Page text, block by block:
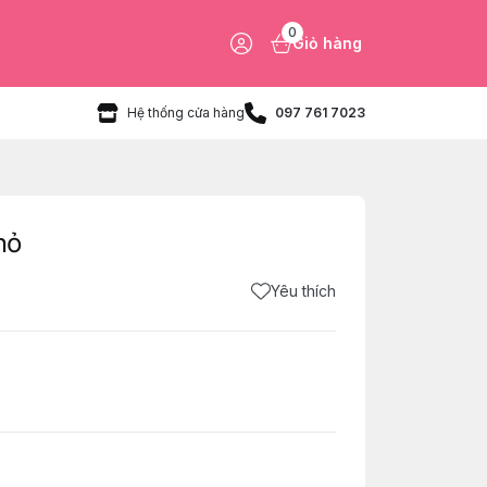
0
Giỏ hàng
Hệ thống cửa hàng 097 761 7023
Yêu thích